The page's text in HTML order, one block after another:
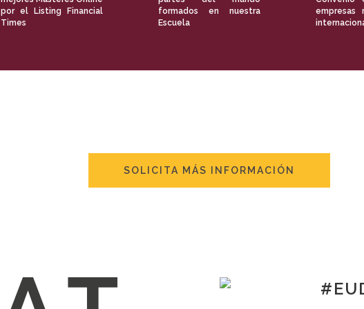
por el Listing Financial
Times
formados en nuestra
Escuela
empresas
SOLICITA MÁS INFORMACIÓN